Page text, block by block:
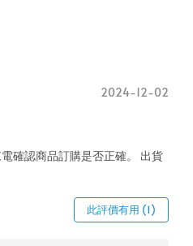
2024-12-02
確認商品訂購是否正確。 出貨
此評價有用 (1)